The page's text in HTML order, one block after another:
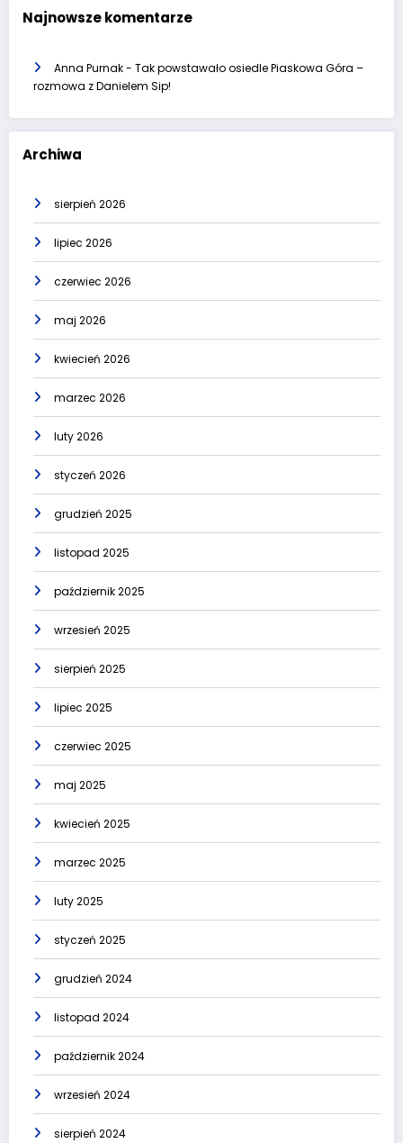
Najnowsze komentarze
Anna Purnak- Tak powstawało osiedle Piaskowa Góra –
rozmowa z Danielem Sip!
Archiwa
sierpień 2026
lipiec 2026
czerwiec 2026
maj 2026
kwiecień 2026
marzec 2026
luty 2026
styczeń 2026
grudzień 2025
listopad 2025
październik 2025
wrzesień 2025
sierpień 2025
lipiec 2025
czerwiec 2025
maj 2025
kwiecień 2025
marzec 2025
luty 2025
styczeń 2025
grudzień 2024
listopad 2024
październik 2024
wrzesień 2024
sierpień 2024